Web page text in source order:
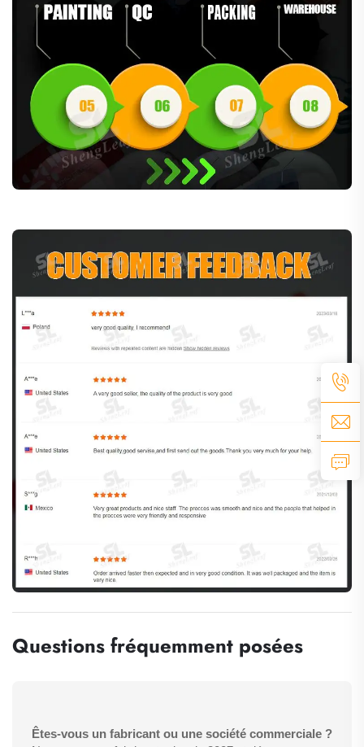
Questions fréquemment posées
Êtes-vous un fabricant ou une société commerciale ?